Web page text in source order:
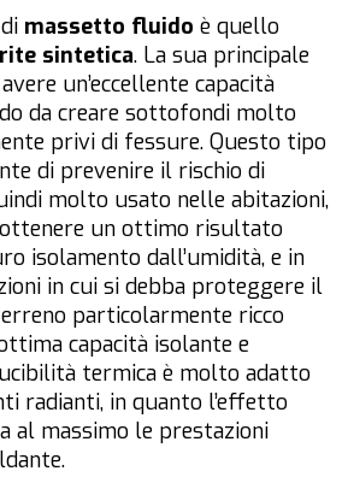
massetto fluido è quello
sintetica. La sua principale
un’eccellente capacità
da creare sottofondi molto
privi di fessure. Questo tipo
di prevenire il rischio di
molto usato nelle abitazioni,
ottenere un ottimo risultato
isolamento dall’umidità, e in
in cui si debba proteggere il
particolarmente ricco
capacità isolante e
termica è molto adatto
radianti, in quanto l’effetto
al massimo le prestazioni